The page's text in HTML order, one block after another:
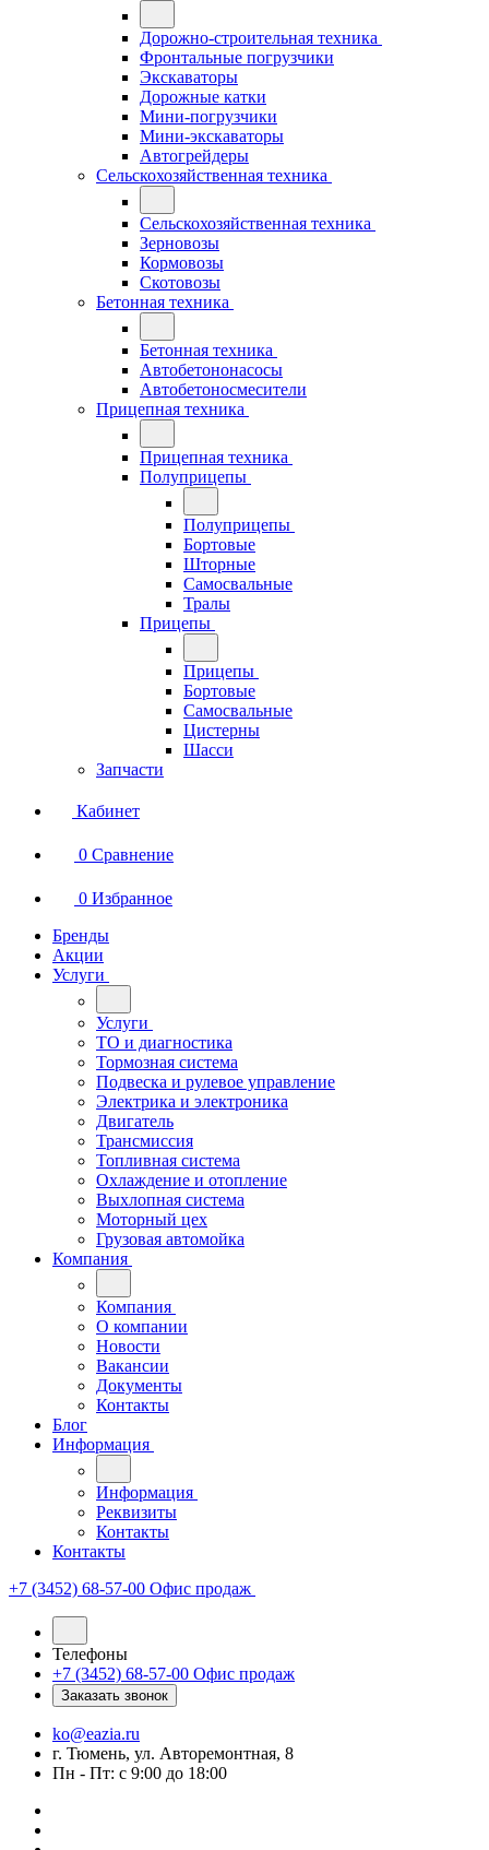
Дорожно-строительная техника
Фронтальные погрузчики
Экскаваторы
Дорожные катки
Мини-погрузчики
Мини-экскаваторы
Автогрейдеры
Сельскохозяйственная техника
Сельскохозяйственная техника
Зерновозы
Кормовозы
Скотовозы
Бетонная техника
Бетонная техника
Автобетононасосы
Автобетоносмесители
Прицепная техника
Прицепная техника
Полуприцепы
Полуприцепы
Бортовые
Шторные
Самосвальные
Тралы
Прицепы
Прицепы
Бортовые
Самосвальные
Цистерны
Шасси
Запчасти
Кабинет
0 Сравнение
0 Избранное
Бренды
Акции
Услуги
Услуги
ТО и диагностика
Тормозная система
Подвеска и рулевое управление
Электрика и электроника
Двигатель
Трансмиссия
Топливная система
Охлаждение и отопление
Выхлопная система
Моторный цех
Грузовая автомойка
Компания
Компания
О компании
Новости
Вакансии
Документы
Контакты
Блог
Информация
Информация
Реквизиты
Контакты
Контакты
+7 (3452) 68-57-00 Офис продаж
Телефоны
+7 (3452) 68-57-00 Офис продаж
Заказать звонок
ko@eazia.ru
г. Тюмень, ул. Авторемонтная, 8
Пн - Пт: с 9:00 до 18:00